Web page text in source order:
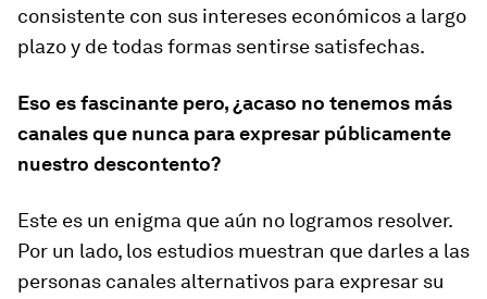
consistente con sus intereses económicos a largo
plazo y de todas formas sentirse satisfechas.
Eso es fascinante pero, ¿acaso no tenemos más
canales que nunca para expresar públicamente
nuestro descontento?
Este es un enigma que aún no logramos resolver.
Por un lado, los estudios muestran que darles a las
personas canales alternativos para expresar su